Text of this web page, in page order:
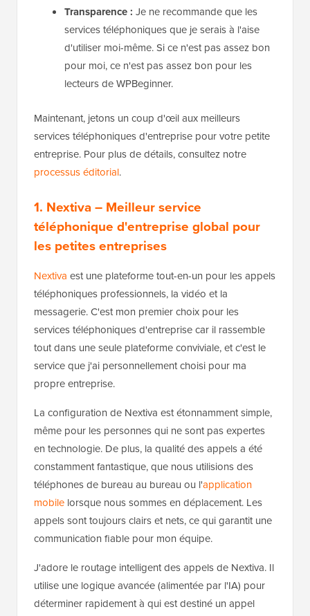
Transparence : Je ne recommande que les
services téléphoniques que je serais à l'aise
d'utiliser moi-même. Si ce n'est pas assez bon
pour moi, ce n'est pas assez bon pour les
lecteurs de WPBeginner.
Maintenant, jetons un coup d'œil aux meilleurs
services téléphoniques d'entreprise pour votre petite
entreprise. Pour plus de détails, consultez notre
processus éditorial.
1. Nextiva– Meilleur service
téléphonique d'entreprise global pour
les petites entreprises
Nextiva est une plateforme tout-en-un pour les appels
téléphoniques professionnels, la vidéo et la
messagerie. C'est mon premier choix pour les
services téléphoniques d'entreprise car il rassemble
tout dans une seule plateforme conviviale, et c'est le
service que j'ai personnellement choisi pour ma
propre entreprise.
La configuration de Nextiva est étonnamment simple,
même pour les personnes qui ne sont pas expertes
en technologie. De plus, la qualité des appels a été
constamment fantastique, que nous utilisions des
téléphones de bureau au bureau ou l'application
mobile lorsque nous sommes en déplacement. Les
appels sont toujours clairs et nets, ce qui garantit une
communication fiable pour mon équipe.
J'adore le routage intelligent des appels de Nextiva. Il
utilise une logique avancée (alimentée par l'IA) pour
déterminer rapidement à qui est destiné un appel